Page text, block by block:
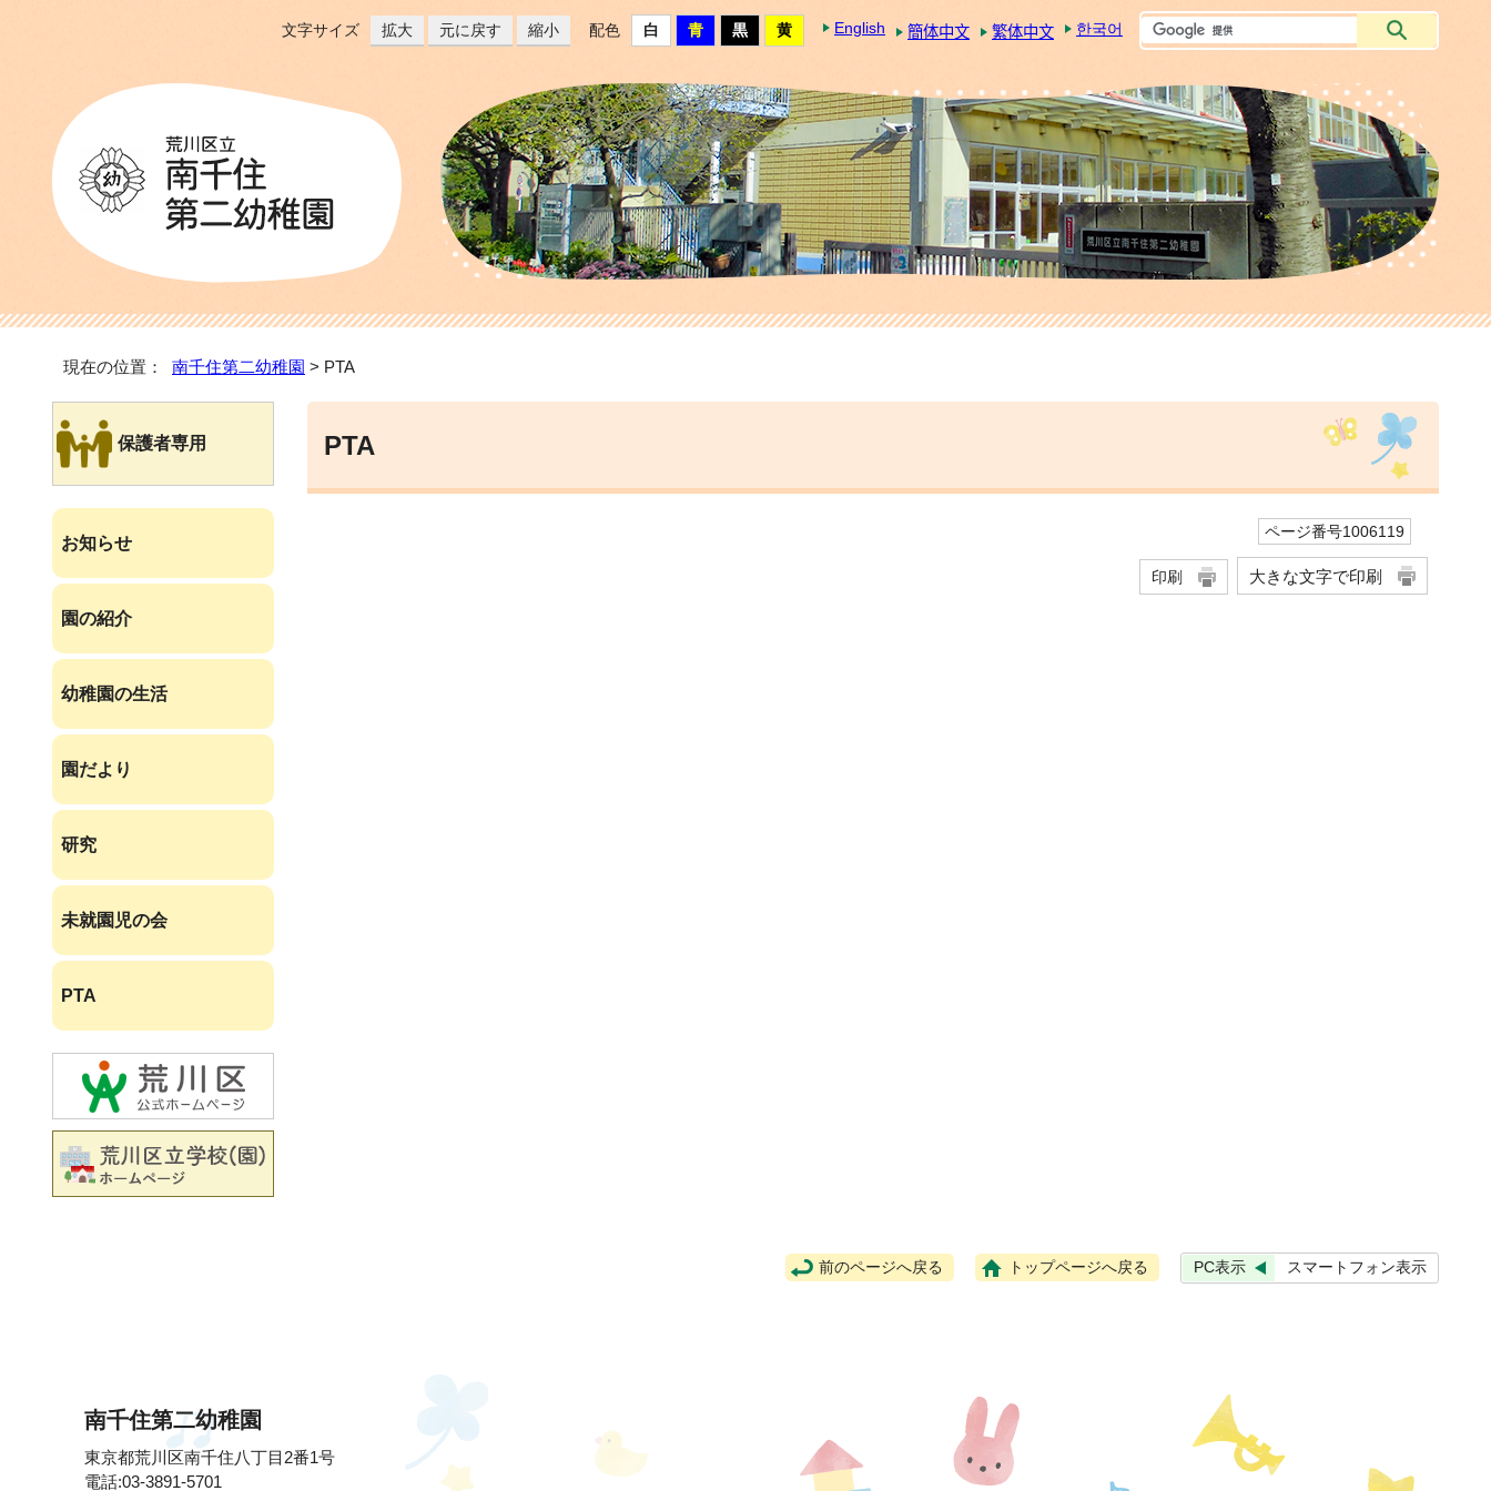
文字サイズ 拡大 元に戻す 縮小 配色 English 簡体中文 繁体中文 한국어
現在の位置： 南千住第二幼稚園 > PTA
PTA
ページ番号1006119
印刷 大きな文字で印刷
保護者専用
お知らせ
園の紹介
幼稚園の生活
園だより
研究
未就園児の会
PTA
前のページへ戻る トップページへ戻る PC表示 スマートフォン表示
南千住第二幼稚園
東京都荒川区南千住八丁目2番1号
電話:03-3891-5701